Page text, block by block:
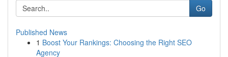
Go
Published News
1 Boost Your Rankings: Choosing the Right SEO
Agency